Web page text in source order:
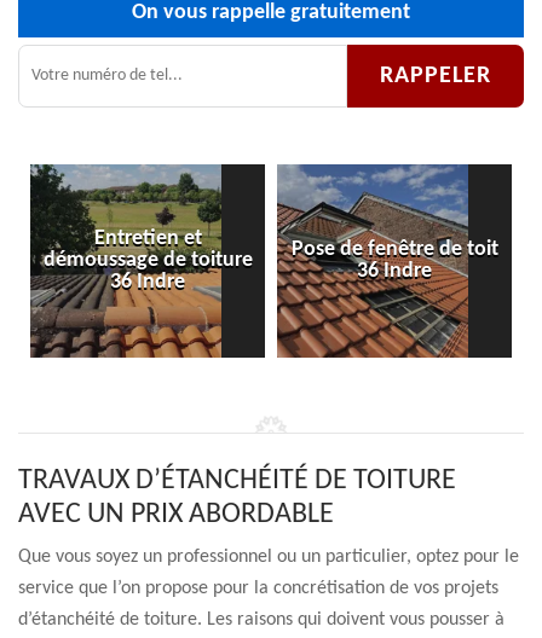
On vous rappelle gratuitement
Entretien et
démoussage de toiture
36 Indre
Pose de fenêtre de toit
36 Indre
TRAVAUX D’ÉTANCHÉITÉ DE TOITURE
AVEC UN PRIX ABORDABLE
Que vous soyez un professionnel ou un particulier, optez pour le
service que l’on propose pour la concrétisation de vos projets
d’étanchéité de toiture. Les raisons qui doivent vous pousser à